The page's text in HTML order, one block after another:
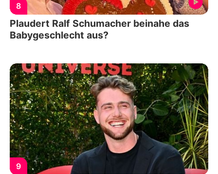
8
Plaudert Ralf Schumacher beinahe das
Babygeschlecht aus?
9